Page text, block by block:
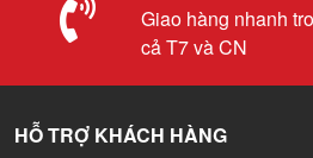
Giao hàng nhanh
cả T7 và CN
HỖ TRỢ KHÁCH HÀNG